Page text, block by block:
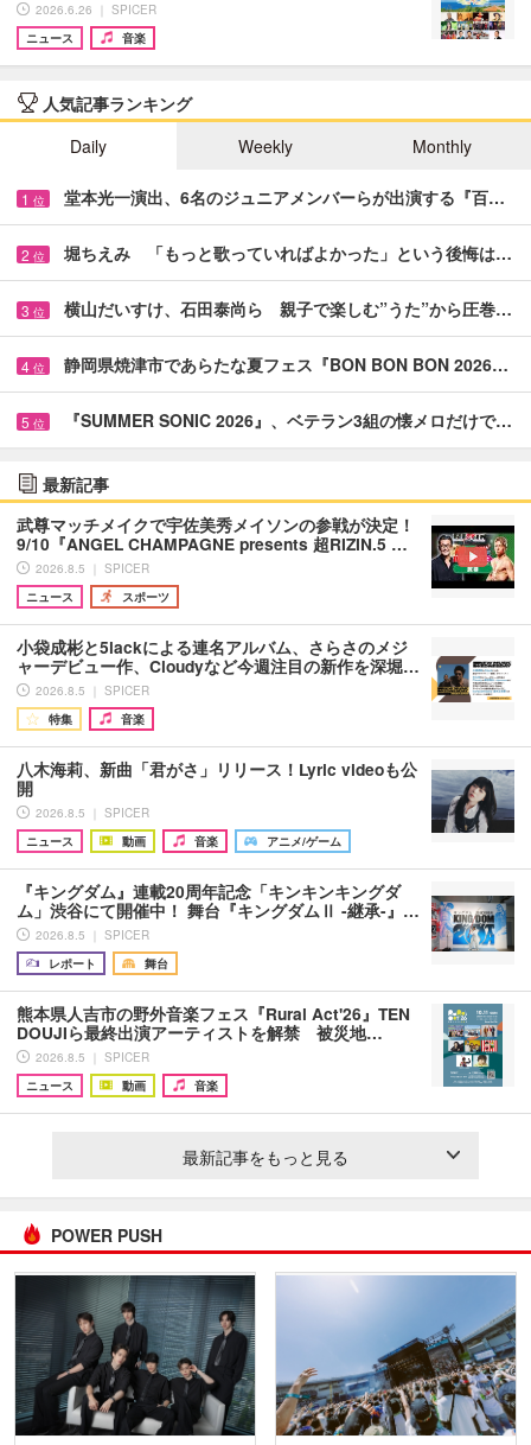
2026.6.26 ｜ SPICER
ニュース
音楽
人気記事ランキング
Daily
Weekly Monthly
1 位 堂本光一演出、6名のジュニアメンバーらが出演する『百…
2 位 堀ちえみ 「もっと歌っていればよかった」という後悔は…
3 位 横山だいすけ、石田泰尚ら 親子で楽しむ”うた”から圧巻…
4 位 静岡県焼津市であらたな夏フェス『BON BON BON 2026…
5 位 『SUMMER SONIC 2026』、ベテラン3組の懐メロだけで…
最新記事
武尊マッチメイクで宇佐美秀メイソンの参戦が決定！
9/10『ANGEL CHAMPAGNE presents 超RIZIN.5 …
2026.8.5 ｜ SPICER
ニュース
スポーツ
小袋成彬と5lackによる連名アルバム、さらさのメジ
ャーデビュー作、Cloudyなど今週注目の新作を深堀…
2026.8.5 ｜ SPICER
特集
音楽
八木海莉、新曲「君がさ」リリース！Lyric videoも公
開
2026.8.5 ｜ SPICER
ニュース
動画 音楽 アニメ/ゲーム
『キングダム』連載20周年記念「キンキンキングダ
ム」渋谷にて開催中！ 舞台『キングダムⅡ -継承-』…
2026.8.5 ｜ SPICER
レポート
舞台
熊本県人吉市の野外音楽フェス『Rural Act'26』TEN
DOUJIら最終出演アーティストを解禁 被災地…
2026.8.5 ｜ SPICER
ニュース
動画 音楽
最新記事をもっと見る
POWER PUSH